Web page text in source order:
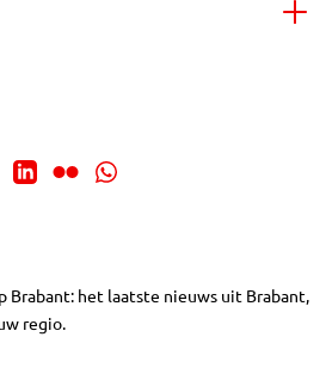
Brabant: het laatste nieuws uit Brabant,
regio.